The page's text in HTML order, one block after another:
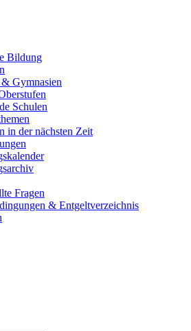
Bildung
Gymnasien
Schulen
in der nächsten Zeit
Fragen
& Entgeltverzeichnis